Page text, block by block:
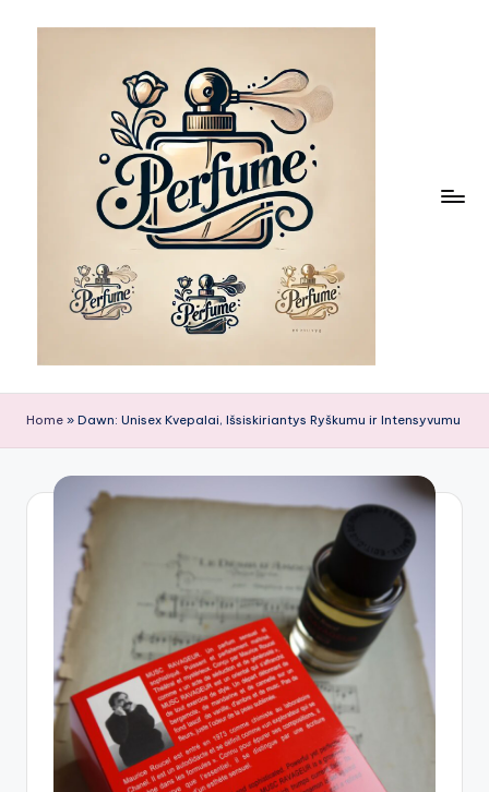
Home » Dawn: Unisex Kvepalai, Išsiskiriantys Ryškumu ir Intensyvumu